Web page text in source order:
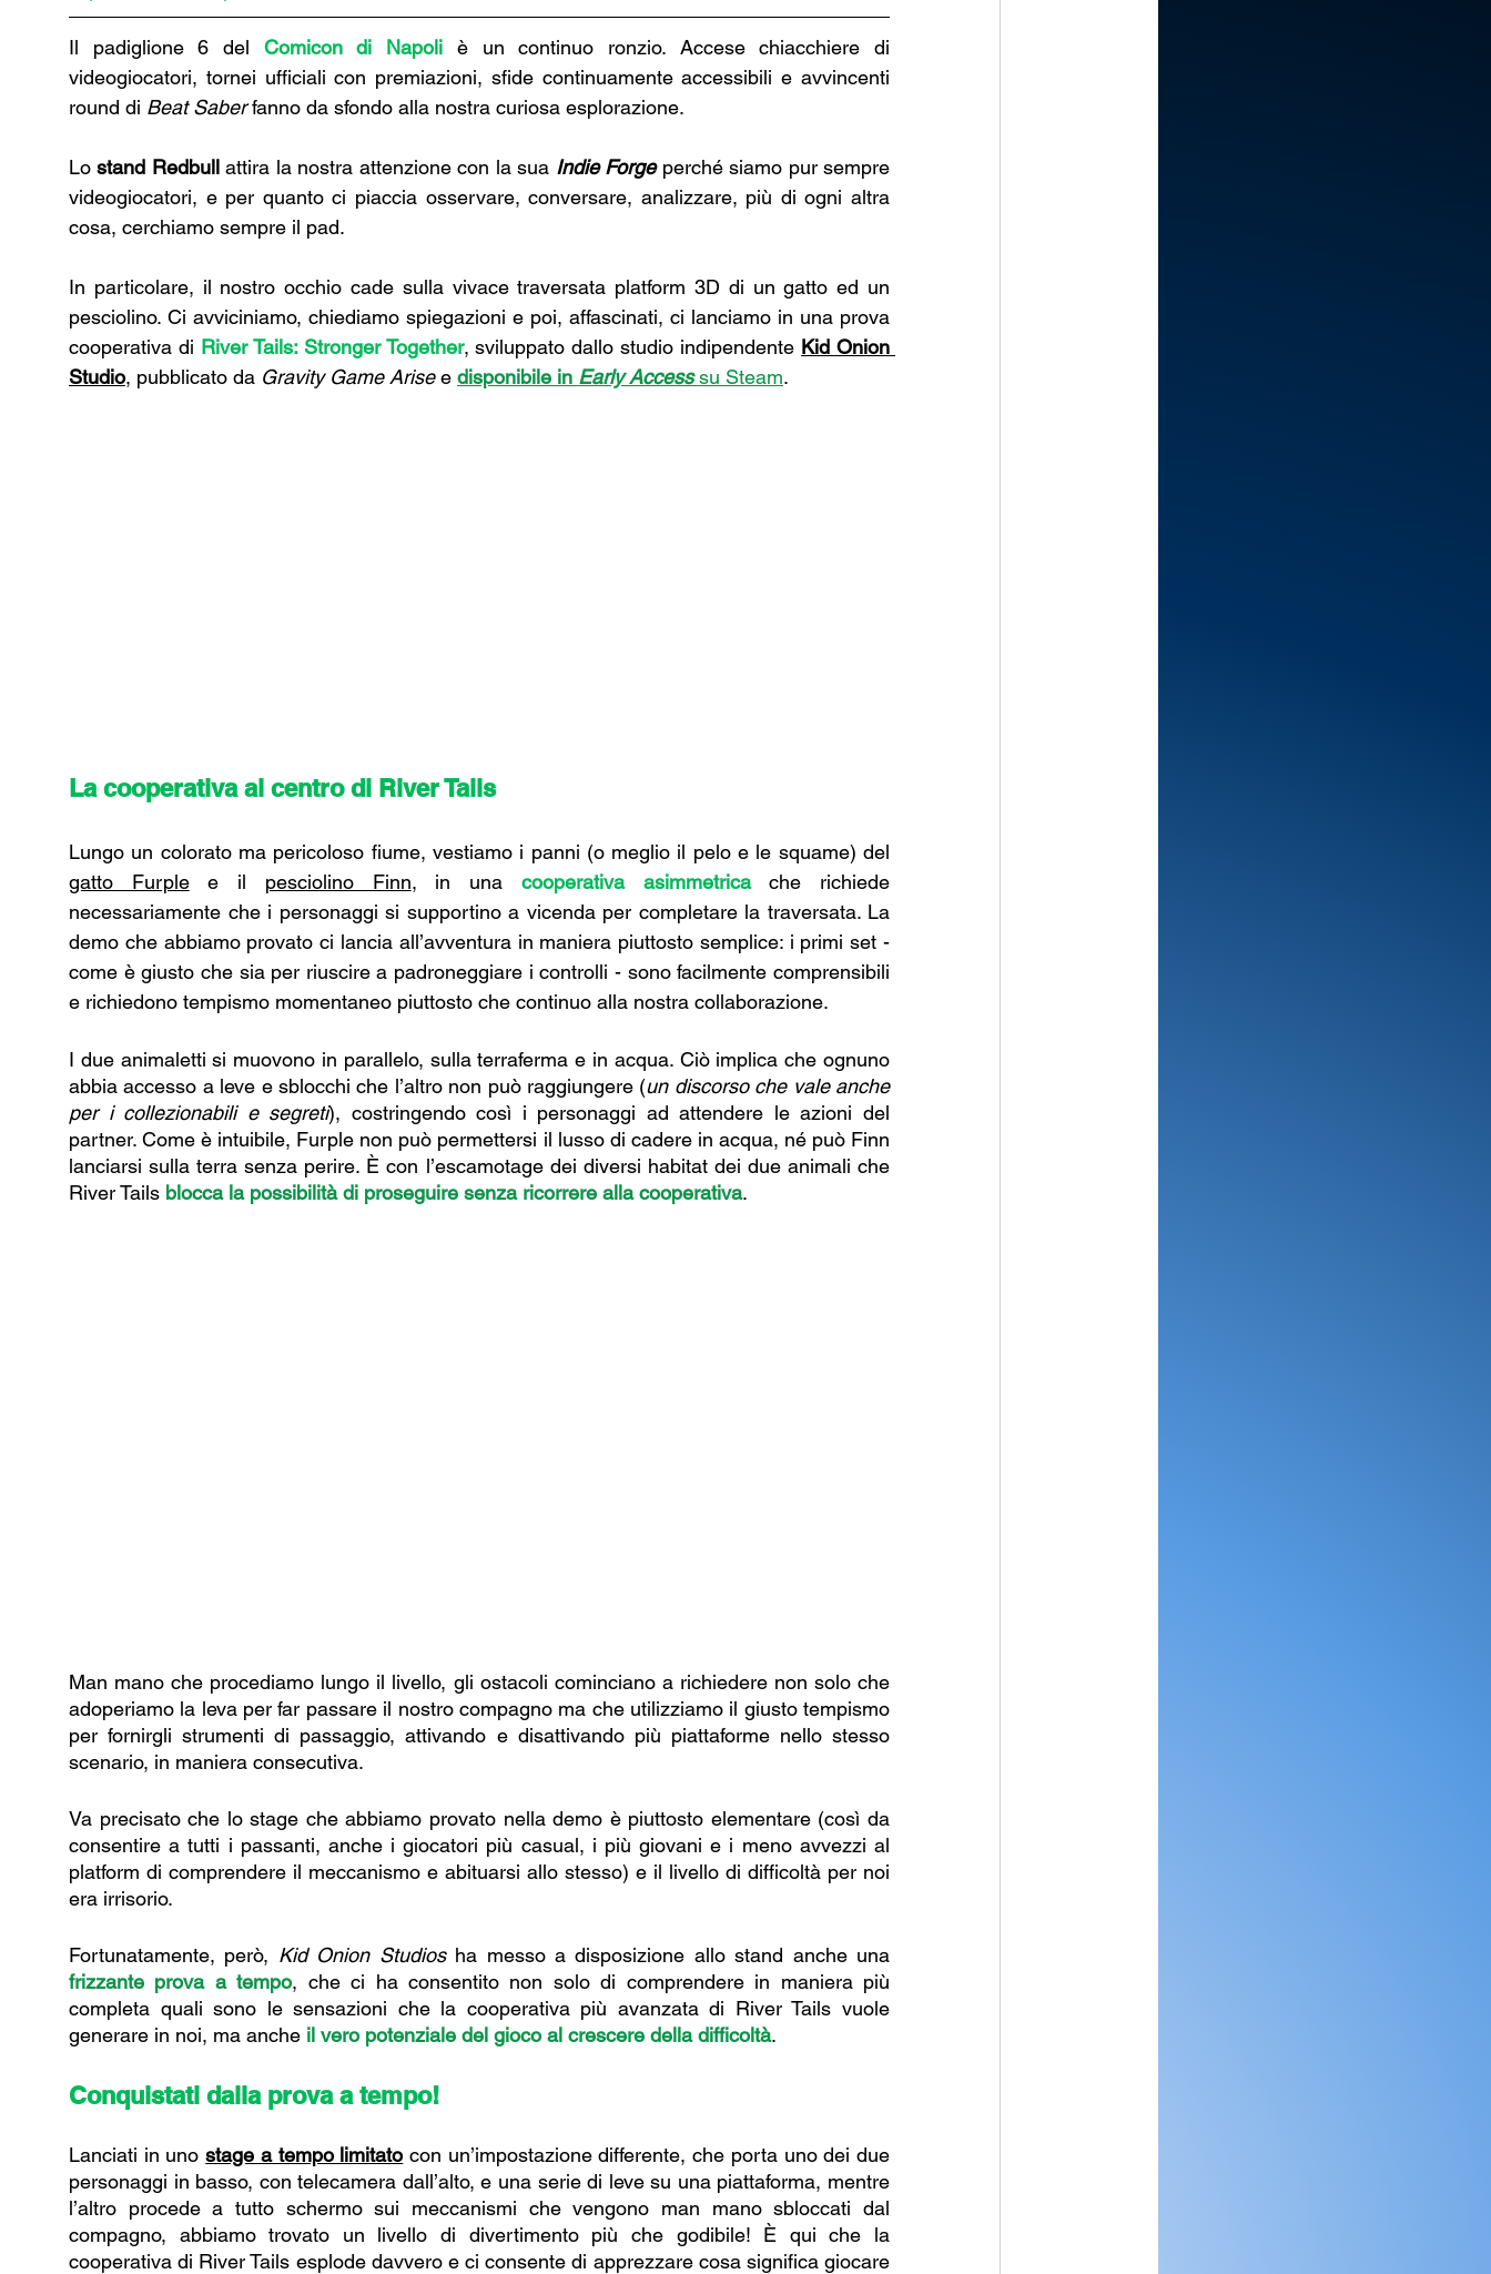
Il padiglione 6 del Comicon di Napoli è un continuo ronzio. Accese chiacchiere di
videogiocatori, tornei ufficiali con premiazioni, sfide continuamente accessibili e avvincenti
round di Beat Saber fanno da sfondo alla nostra curiosa esplorazione.
Lo stand Redbull attira la nostra attenzione con la sua Indie Forge perché siamo pur sempre
videogiocatori, e per quanto ci piaccia osservare, conversare, analizzare, più di ogni altra
cosa, cerchiamo sempre il pad.
In particolare, il nostro occhio cade sulla vivace traversata platform 3D di un gatto ed un
pesciolino. Ci avviciniamo, chiediamo spiegazioni e poi, affascinati, ci lanciamo in una prova
cooperativa di River Tails: Stronger Together, sviluppato dallo studio indipendente Kid Onion
Studio, pubblicato da Gravity Game Arise e disponibile in Early Access su Steam.
La cooperativa al centro di River Tails
gatto Furple e il pesciolino Finn, in una cooperativa asimmetrica che richiede
necessariamente che i personaggi si supportino a vicenda per completare la traversata. La
demo che abbiamo provato ci lancia all’avventura in maniera piuttosto semplice: i primi set -
come è giusto che sia per riuscire a padroneggiare i controlli - sono facilmente comprensibili
e richiedono tempismo momentaneo piuttosto che continuo alla nostra collaborazione.
I due animaletti si muovono in parallelo, sulla terraferma e in acqua. Ciò implica che ognuno
abbia accesso a leve e sblocchi che l’altro non può raggiungere (un discorso che vale anche
per i collezionabili e segreti), costringendo così i personaggi ad attendere le azioni del
partner. Come è intuibile, Furple non può permettersi il lusso di cadere in acqua, né può Finn
lanciarsi sulla terra senza perire. È con l’escamotage dei diversi habitat dei due animali che
River Tails blocca la possibilità di proseguire senza ricorrere alla cooperativa.
Man mano che procediamo lungo il livello, gli ostacoli cominciano a richiedere non solo che
adoperiamo la leva per far passare il nostro compagno ma che utilizziamo il giusto tempismo
per fornirgli strumenti di passaggio, attivando e disattivando più piattaforme nello stesso
scenario, in maniera consecutiva.
Va precisato che lo stage che abbiamo provato nella demo è piuttosto elementare (così da
consentire a tutti i passanti, anche i giocatori più casual, i più giovani e i meno avvezzi al
platform di comprendere il meccanismo e abituarsi allo stesso) e il livello di difficoltà per noi
era irrisorio.
Fortunatamente, però, Kid Onion Studios
frizzante prova a tempo, che ci ha consentito non solo di comprendere in maniera più
completa quali sono le sensazioni che la cooperativa più avanzata di River Tails vuole
generare in noi, ma anche il vero potenziale del gioco al crescere della difficoltà.
Conquistati dalla prova a tempo!
Lanciati in uno stage a tempo limitato con un’impostazione differente, che porta uno dei due
personaggi in basso, con telecamera dall’alto, e una serie di leve su una piattaforma, mentre
l’altro procede a tutto schermo sui meccanismi che vengono man mano sbloccati dal
compagno, abbiamo trovato un livello di divertimento più che godibile! È qui che la
cooperativa di River Tails esplode davvero e ci consente di apprezzare cosa significa giocare